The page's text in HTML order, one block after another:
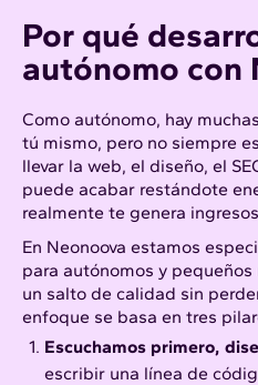
Por qué
autónomo con
Como autónomo, hay
tú mismo, pero no siempre
llevar la web, el diseño, el
puede acabar restándote
realmente te genera
En Neonoova estamos
para autónomos y
un salto de calidad sin
enfoque se basa en tres
Escuchamos primero,
escribir una línea de